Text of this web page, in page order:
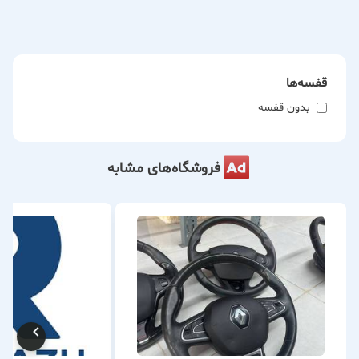
قفسه‌ها
بدون قفسه
فروشگاه‌های مشابه